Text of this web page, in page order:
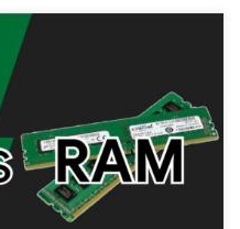
swoje wahania. Ceny pamięci
ponieważ producenci
na oku aktualizację któregoś
działanie w tej kwestii, i